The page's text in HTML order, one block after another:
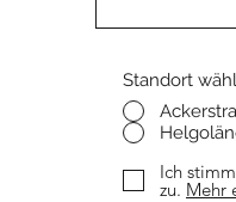
Standort
Ich
zu. Mehr